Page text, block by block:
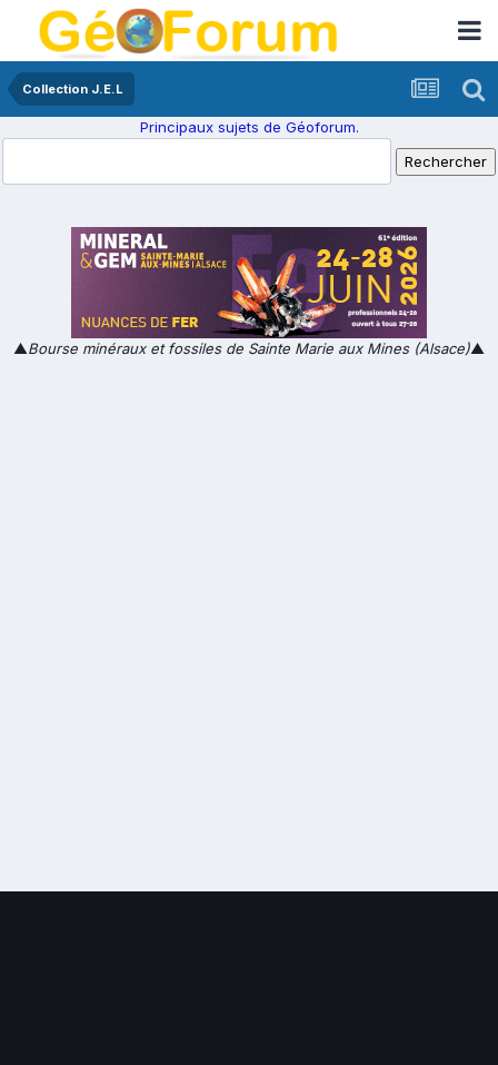
Collection J.E.L
Principaux sujets de Géoforum.
▲Bourse minéraux et fossiles de Sainte Marie aux Mines (Alsace)▲